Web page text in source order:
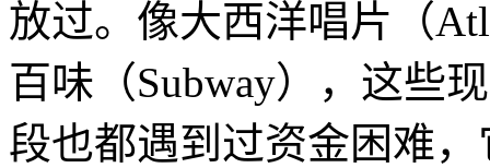
放过。像大西洋唱片（
百味（Subway），这些
段也都遇到过资金困难